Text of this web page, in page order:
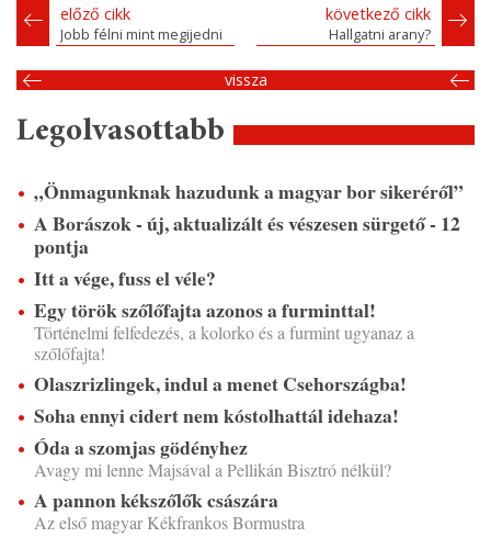
előző cikk
Jobb félni mint megijedni
következő cikk
Hallgatni arany?
vissza
Legolvasottabb
„Önmagunknak hazudunk a magyar bor sikeréről”
A Borászok - új, aktualizált és vészesen sürgető - 12
pontja
Itt a vége, fuss el véle?
Egy török szőlőfajta azonos a furminttal!
Történelmi felfedezés, a kolorko és a furmint ugyanaz a
szőlőfajta!
Olaszrizlingek, indul a menet Csehországba!
Soha ennyi cidert nem kóstolhattál idehaza!
Óda a szomjas gödényhez
Avagy mi lenne Majsával a Pellikán Bisztró nélkül?
A pannon kékszőlők császára
Az első magyar Kékfrankos Bormustra